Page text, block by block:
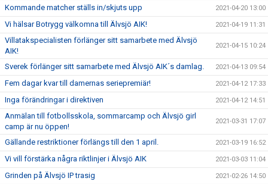
Kommande matcher ställs in/skjuts upp 2021-04-20 13:00
Vi hälsar Botrygg välkomna till Älvsjö AIK! 2021-04-19 11:31
Villatakspecialisten förlänger sitt samarbete med Älvsjö
AIK!
2021-04-15 10:24
Sverek förlänger sitt samarbete med Älvsjö AIK´s damlag. 2021-04-13 09:54
Fem dagar kvar till damernas seriepremiär! 2021-04-12 17:33
Inga förändringar i direktiven 2021-04-12 14:51
Anmälan till fotbollsskola, sommarcamp och Älvsjö girl
camp är nu öppen!
2021-03-31 17:07
Gällande restriktioner förlängs till den 1 april. 2021-03-19 16:52
Vi vill förstärka några riktlinjer i Älvsjö AIK 2021-03-03 11:04
Grinden på Älvsjö IP trasig 2021-02-26 14:50